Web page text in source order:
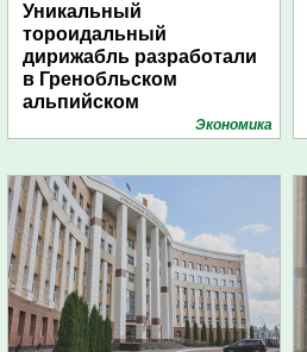
Уникальный
тороидальный
дирижабль разработали
в Гренобльском
альпийском
Экономика